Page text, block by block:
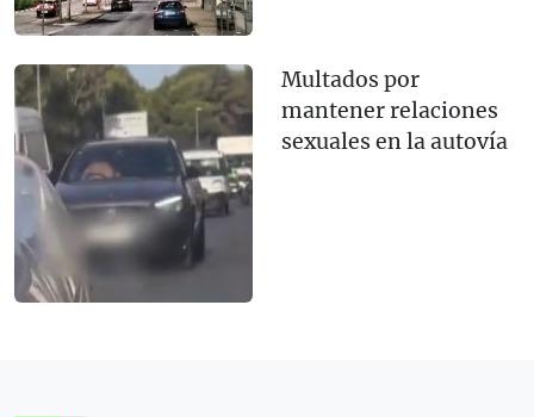
Multados por
mantener relaciones
sexuales en la autovía